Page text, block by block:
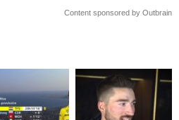
Content sponsored by Outbrain